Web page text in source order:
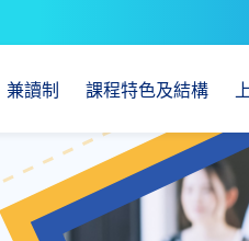
兼讀制 課程特色及結構